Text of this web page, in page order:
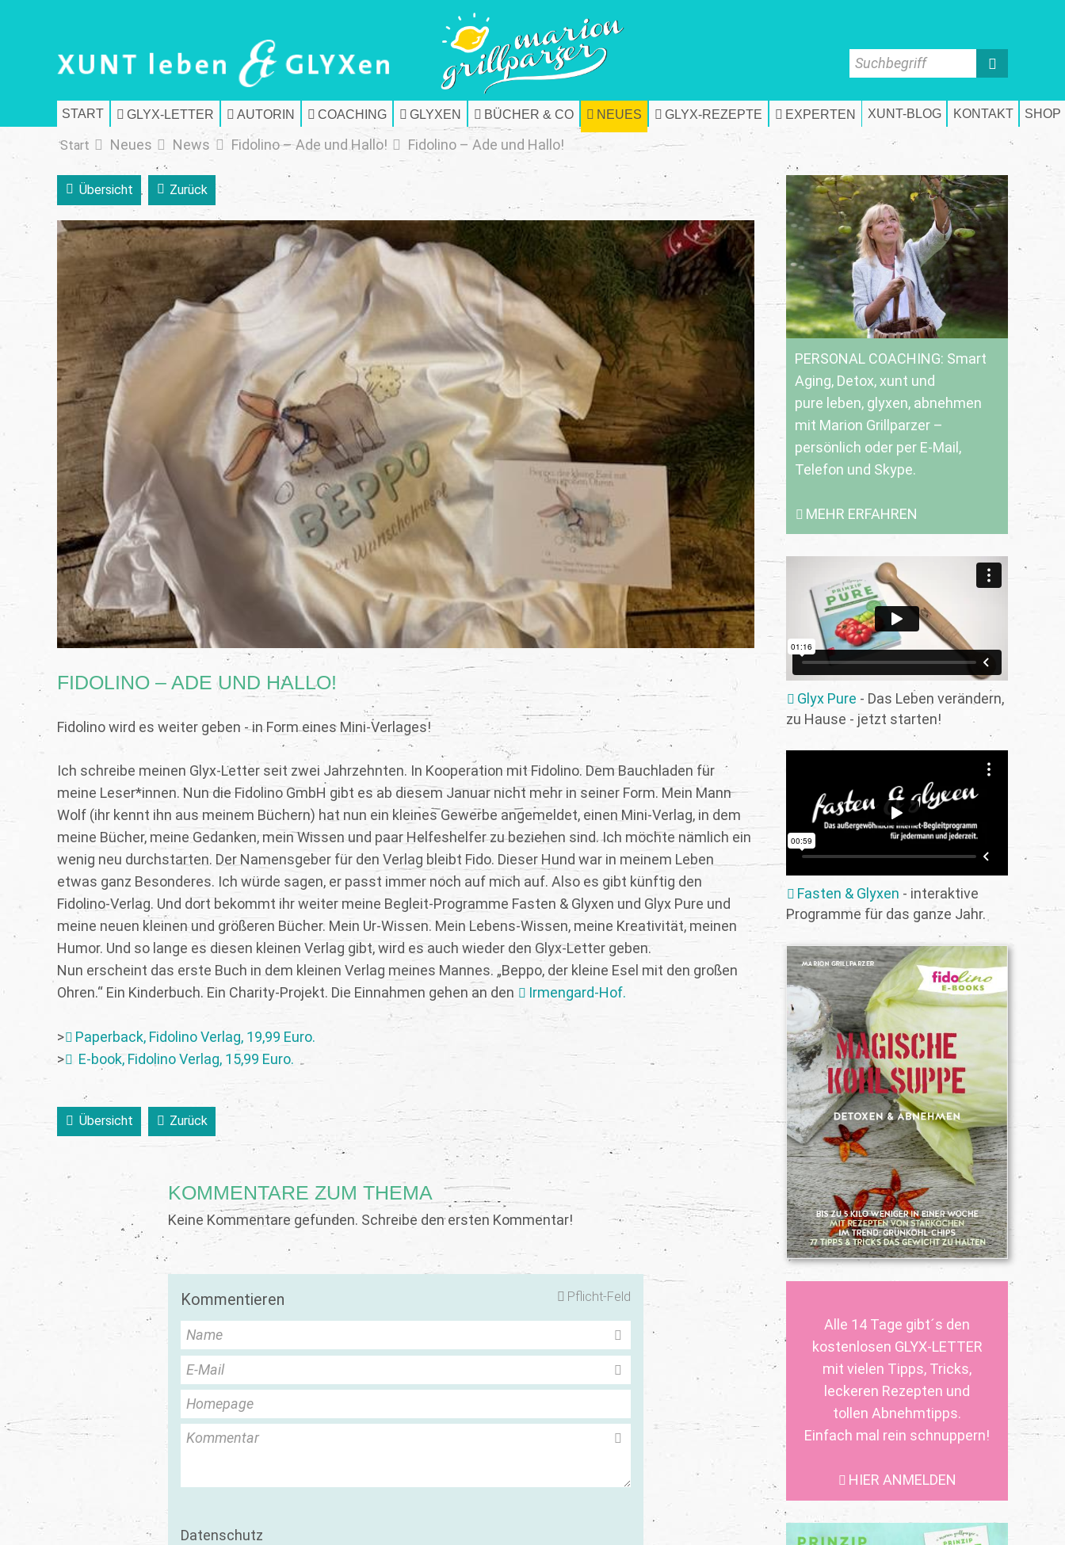
START GLYX-LETTER AUTORIN COACHING GLYXEN BÜCHER & CO NEUES GLYX-REZEPTE EXPERTEN XUNT-BLOG KONTAKT SHOP
Suchbegriff
Start Neues News Fidolino – Ade und Hallo! Fidolino – Ade und Hallo!
PERSONAL COACHING: Smart
Aging, Detox, xunt und
pure leben, glyxen, abnehmen
mit Marion Grillparzer –
persönlich oder per E-Mail,
Telefon und Skype.
MEHR ERFAHREN
Glyx Pure - Das Leben verändern,
zu Hause - jetzt starten!
Fasten & Glyxen - interaktive
Programme für das ganze Jahr.
Alle 14 Tage gibt´s den
kostenlosen GLYX-LETTER
mit vielen Tipps, Tricks,
leckeren Rezepten und
tollen Abnehmtipps.
Einfach mal rein schnuppern!
HIER ANMELDEN
Übersicht Zurück
FIDOLINO – ADE UND HALLO!
Fidolino wird es weiter geben - in Form eines Mini-Verlages!
Ich schreibe meinen Glyx-Letter seit zwei Jahrzehnten. In Kooperation mit Fidolino. Dem Bauchladen für
meine Leser*innen. Nun die Fidolino GmbH gibt es ab diesem Januar nicht mehr in seiner Form. Mein Mann
Wolf (ihr kennt ihn aus meinem Büchern) hat nun ein kleines Gewerbe angemeldet, einen Mini-Verlag, in dem
meine Bücher, meine Gedanken, mein Wissen und paar Helfeshelfer zu beziehen sind. Ich möchte nämlich ein
wenig neu durchstarten. Der Namensgeber für den Verlag bleibt Fido. Dieser Hund war in meinem Leben
etwas ganz Besonderes. Ich würde sagen, er passt immer noch auf mich auf. Also es gibt künftig den
Fidolino-Verlag. Und dort bekommt ihr weiter meine Begleit-Programme Fasten & Glyxen und Glyx Pure und
meine neuen kleinen und größeren Bücher. Mein Ur-Wissen. Mein Lebens-Wissen, meine Kreativität, meinen
Humor. Und so lange es diesen kleinen Verlag gibt, wird es auch wieder den Glyx-Letter geben.
Nun erscheint das erste Buch in dem kleinen Verlag meines Mannes. „Beppo, der kleine Esel mit den großen
Ohren.“ Ein Kinderbuch. Ein Charity-Projekt. Die Einnahmen gehen an den
Irmengard-Hof.
>
Paperback, Fidolino Verlag, 19,99 Euro.
>
E-book, Fidolino Verlag, 15,99 Euro.
Übersicht Zurück
KOMMENTARE ZUM THEMA
Keine Kommentare gefunden. Schreibe den ersten Kommentar!
Pflicht-Feld
Kommentieren
Name
E-Mail
Homepage
Kommentar
Datenschutz